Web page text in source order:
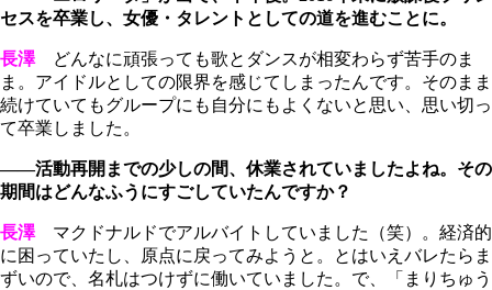
セスを卒業し、女優・タレントとしての道を進むことに。
長澤どんなに頑張っても歌とダンスが相変わらず苦手のま
ま。アイドルとしての限界を感じてしまったんです。そのまま
続けていてもグループにも自分にもよくないと思い、思い切っ
て卒業しました。
――活動再開までの少しの間、休業されていましたよね。その
期間はどんなふうにすごしていたんですか？
長澤マクドナルドでアルバイトしていました（笑）。経済的
に困っていたし、原点に戻ってみようと。とはいえバレたらま
ずいので、名札はつけずに働いていました。で、「まりちゅう